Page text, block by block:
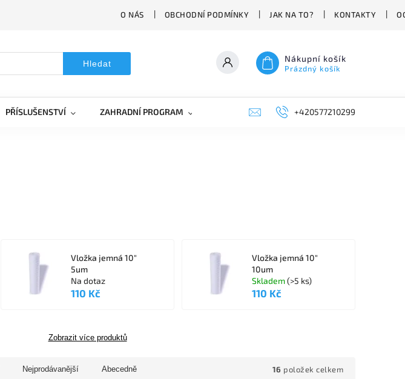
O NÁS OBCHODNÍ PODMÍNKY JAK NA TO? KONTAKTY
Hledat Nákupní košík
Prázdný košík
PŘÍSLUŠENSTVÍ ZAHRADNÍ PROGRAM NÁHRADNÍ DÍLY PRŮMYSLOVÁ TECHNIKA
+420577210299
Vložka jemná 10"
5um
Na dotaz
110 Kč
Vložka jemná 10"
10um
Skladem(>5 ks)
110 Kč
Zobrazit více produktů
Nejprodávanější Abecedně 16 položek celkem